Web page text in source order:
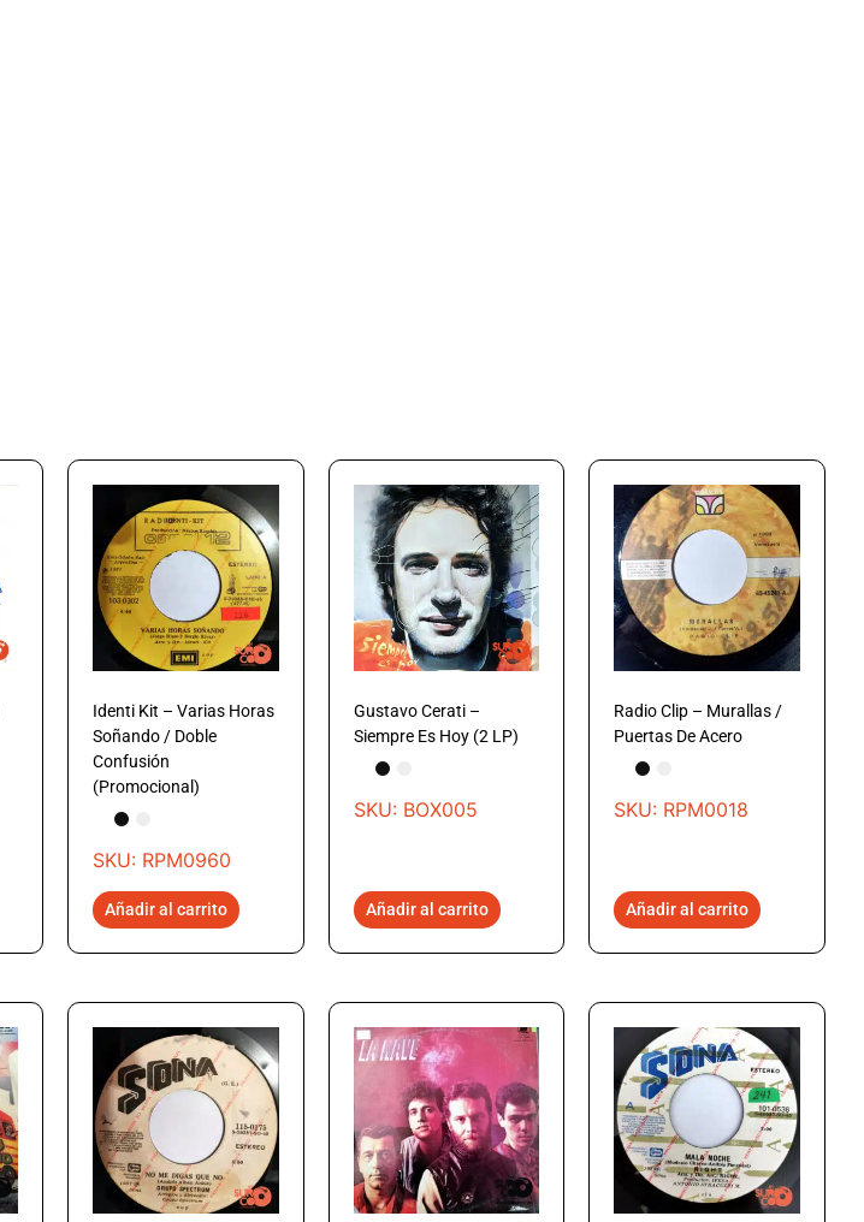
Identi Kit – Varias Horas
Soñando / Doble
Confusión
(Promocional)
SKU: RPM0960
Añadir al carrito
Gustavo Cerati –
Siempre Es Hoy (2 LP)
SKU: BOX005
Añadir al carrito
Radio Clip – Murallas /
Puertas De Acero
SKU: RPM0018
Añadir al carrito